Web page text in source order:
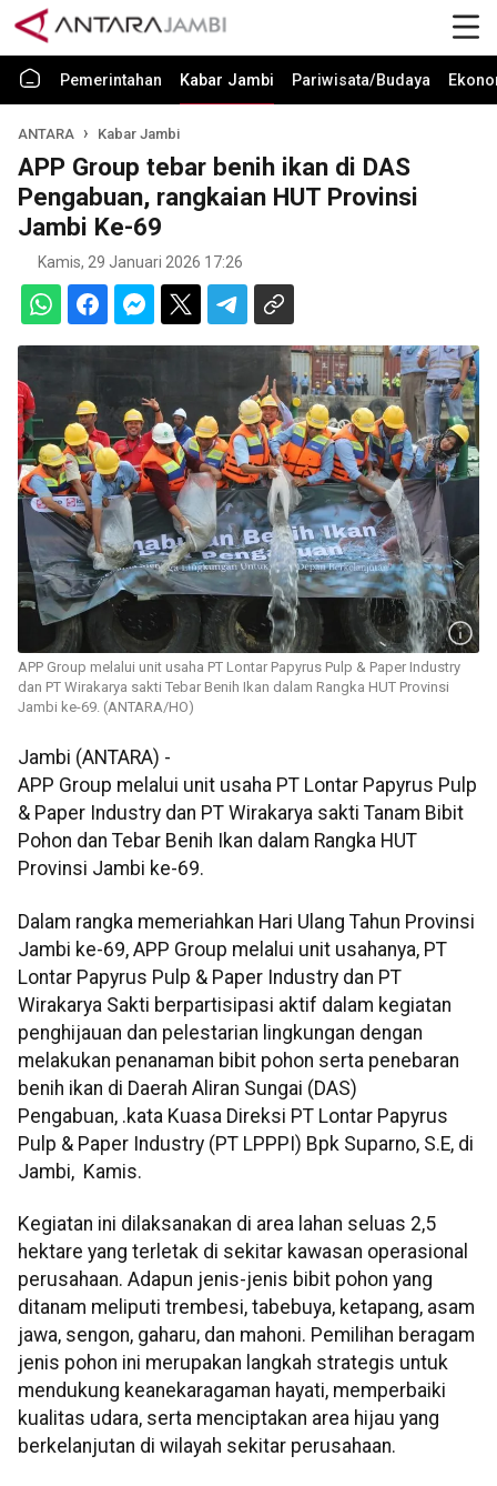
Pemerintahan Kabar Jambi Pariwisata/Budaya
ANTARA Kabar Jambi
APP Group tebar benih ikan di DAS
Pengabuan, rangkaian HUT Provinsi
Jambi Ke-69
Kamis, 29 Januari 2026 17:26
APP Group melalui unit usaha PT Lontar Papyrus Pulp & Paper Industry
dan PT Wirakarya sakti Tebar Benih Ikan dalam Rangka HUT Provinsi
Jambi ke-69. (ANTARA/HO)
Jambi (ANTARA) -
APP Group melalui unit usaha PT Lontar Papyrus Pulp
& Paper Industry dan PT Wirakarya sakti Tanam Bibit
Pohon dan Tebar Benih Ikan dalam Rangka HUT
Provinsi Jambi ke-69.
Dalam rangka memeriahkan Hari Ulang Tahun Provinsi
Jambi ke-69, APP Group melalui unit usahanya, PT
Lontar Papyrus Pulp & Paper Industry dan PT
Wirakarya Sakti berpartisipasi aktif dalam kegiatan
penghijauan dan pelestarian lingkungan dengan
melakukan penanaman bibit pohon serta penebaran
benih ikan di Daerah Aliran Sungai (DAS)
Pengabuan, .kata Kuasa Direksi PT Lontar Papyrus
Pulp & Paper Industry (PT LPPPI) Bpk Suparno, S.E, di
Jambi, Kamis.
Kegiatan ini dilaksanakan di area lahan seluas 2,5
hektare yang terletak di sekitar kawasan operasional
perusahaan. Adapun jenis-jenis bibit pohon yang
ditanam meliputi trembesi, tabebuya, ketapang, asam
jawa, sengon, gaharu, dan mahoni. Pemilihan beragam
jenis pohon ini merupakan langkah strategis untuk
mendukung keanekaragaman hayati, memperbaiki
kualitas udara, serta menciptakan area hijau yang
berkelanjutan di wilayah sekitar perusahaan.